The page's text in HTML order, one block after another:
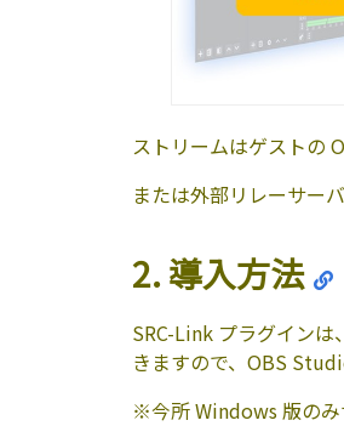
ストリームはゲストの
または外部リレーサー
2. 導入方法
SRC-Link プラグイン
きますので、OBS
※今所 Windows 版のみ